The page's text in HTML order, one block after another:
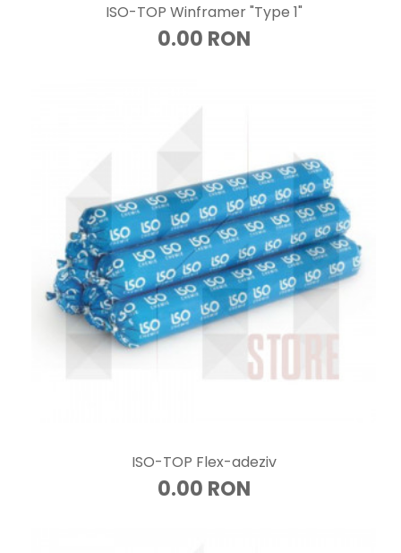
ISO-TOP Winframer "Type 1"
0.00 RON
ISO-TOP Flex-adeziv
0.00 RON